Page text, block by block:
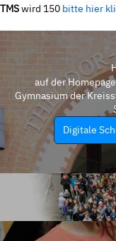
TMSwird 150 bitte hier
auf der
Gymnasium der
Digitale